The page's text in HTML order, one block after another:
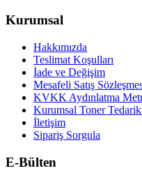
Kurumsal
Hakkımızda
Teslimat Koşulları
İade ve Değişim
Mesafeli Satış
KVKK Aydınlatma
Kurumsal Toner
İletişim
Sipariş Sorgula
E-Bülten